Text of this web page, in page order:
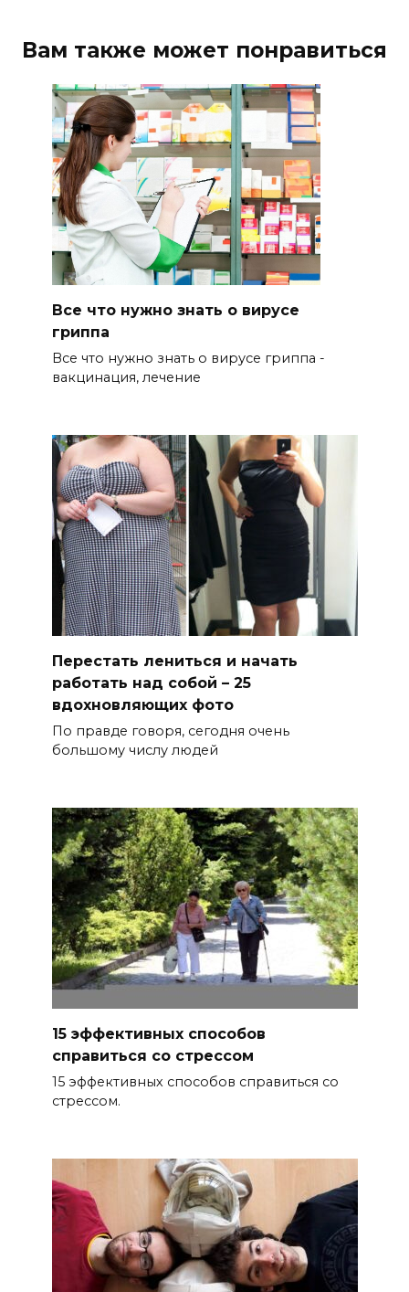
Вам также может понравиться
Все что нужно знать о вирусе
гриппа
Все что нужно знать о вирусе гриппа -
вакцинация, лечение
Перестать лениться и начать
работать над собой – 25
вдохновляющих фото
По правде говоря, сегодня очень
большому числу людей
15 эффективных способов
справиться со стрессом
15 эффективных способов справиться со
стрессом.